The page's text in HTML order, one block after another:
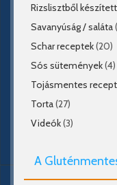
Rizslisztből
Savanyúság / saláta
Schar receptek(20)
Sós sütemények(4)
Tojásmentes
Torta(27)
Videók(3)
A